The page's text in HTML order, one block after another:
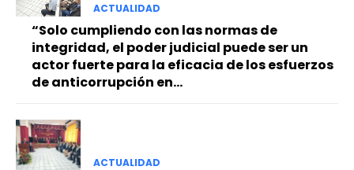
ACTUALIDAD
“Solo cumpliendo con las normas de
integridad, el poder judicial puede ser un
actor fuerte para la eficacia de los esfuerzos
de anticorrupción en...
ACTUALIDAD